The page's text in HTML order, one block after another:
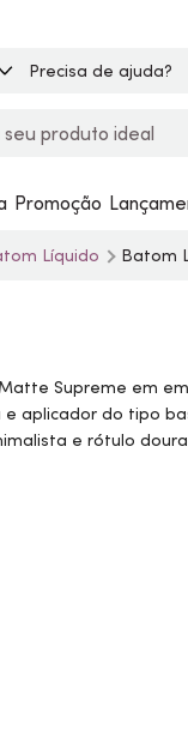
Precisa de ajuda?
Promoção
Líquido Batom